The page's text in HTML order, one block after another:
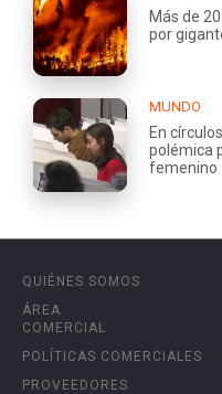
Más de
por
MUNDO
En
polémica
femenino
QUIÉNES SOMOS
ÁREA
COMERCIAL
POLÍTICAS COMERCIALES
PROVEEDORES